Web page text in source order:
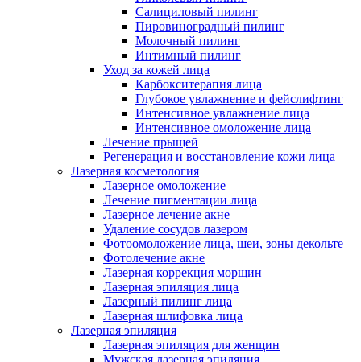
Салициловый пилинг
Пировиноградный пилинг
Молочный пилинг
Интимный пилинг
Уход за кожей лица
Карбокситерапия лица
Глубокое увлажнение и фейслифтинг
Интенсивное увлажнение лица
Интенсивное омоложение лица
Лечение прыщей
Регенерация и восстановление кожи лица
Лазерная косметология
Лазерное омоложение
Лечение пигментации лица
Лазерное лечение акне
Удаление сосудов лазером
Фотоомоложение лица, шеи, зоны декольте
Фотолечение акне
Лазерная коррекция морщин
Лазерная эпиляция лица
Лазерный пилинг лица
Лазерная шлифовка лица
Лазерная эпиляция
Лазерная эпиляция для женщин
Мужская лазерная эпиляция